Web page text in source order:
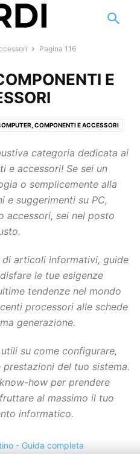
Pagina 116
E
COMPONENTI E ACCESSORI
SMARTPHONE E ACCESSORI
categoria dedicata ai
e accessori! Se sei un
o semplicemente alla
e suggerimenti su PC,
accessori, sei nel posto
di articoli informativi, guide
le tue esigenze
tendenze nel mondo
processori alle schede
generazione.
su come configurare,
del tuo sistema.
how per prendere
al massimo il tuo
informatico.